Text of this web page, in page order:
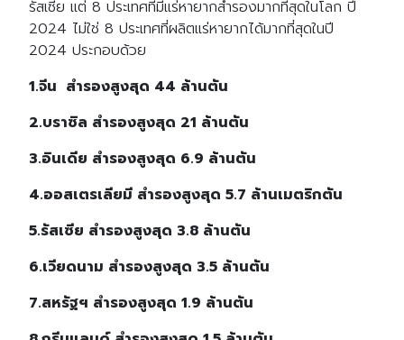
รัสเซีย แต่ 8 ประเทศที่มีแร่หายากสำรองมากที่สุดในโลก ปี
2024 ไม่ใช่ 8 ประเทศที่ผลิตแร่หายากได้มากที่สุดในปี
2024 ประกอบด้วย
1.จีน สำรองสูงสุด 44 ล้านตัน
2.บราซิล สำรองสูงสุด 21 ล้านตัน
3.อินเดีย สำรองสูงสุด 6.9 ล้านตัน
4.ออสเตรเลียมี สำรองสูงสุด 5.7 ล้านเมตริกตัน
5.รัสเซีย สำรองสูงสุด 3.8 ล้านตัน
6.เวียดนาม สำรองสูงสุด 3.5 ล้านตัน
7.สหรัฐฯ สำรองสูงสุด 1.9 ล้านตัน